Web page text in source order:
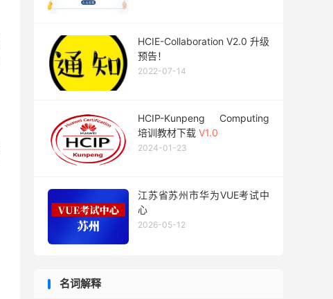
HCIE-Collaboration V2.0 升级
预告！
2022-07-14
HCIP-Kunpeng Computing
培训教材下载 V1.0
2024-01-23
江苏省苏州市华为VUE考试中
心
2026-05-12
名词解释